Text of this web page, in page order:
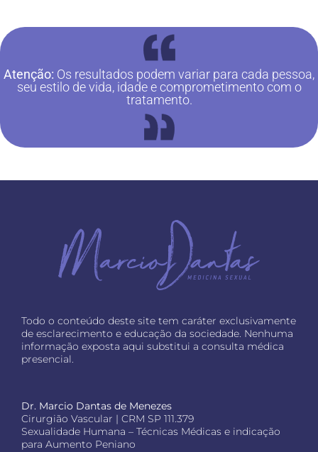
Atenção: Os resultados podem variar para cada pessoa,
seu estilo de vida, idade e comprometimento com o
tratamento.
Todo o conteúdo deste site tem caráter exclusivamente
de esclarecimento e educação da sociedade. Nenhuma
informação exposta aqui substitui a consulta médica
presencial.
Dr. Marcio Dantas de Menezes
Cirurgião Vascular | CRM SP 111.379
Sexualidade Humana – Técnicas Médicas e indicação
para Aumento Peniano